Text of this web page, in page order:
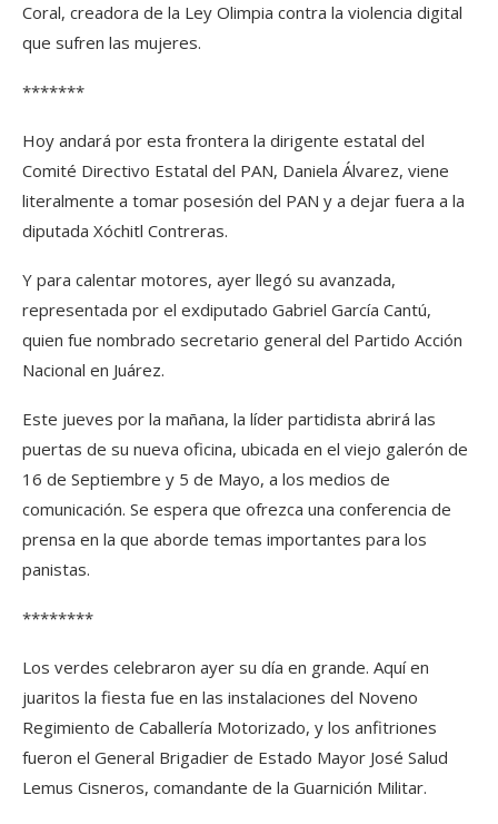
Coral, creadora de la Ley Olimpia contra la violencia digital
que sufren las mujeres.
*******
Hoy andará por esta frontera la dirigente estatal del
Comité Directivo Estatal del PAN, Daniela Álvarez, viene
literalmente a tomar posesión del PAN y a dejar fuera a la
diputada Xóchitl Contreras.
Y para calentar motores, ayer llegó su avanzada,
representada por el exdiputado Gabriel García Cantú,
quien fue nombrado secretario general del Partido Acción
Nacional en Juárez.
Este jueves por la mañana, la líder partidista abrirá las
puertas de su nueva oficina, ubicada en el viejo galerón de
16 de Septiembre y 5 de Mayo, a los medios de
comunicación. Se espera que ofrezca una conferencia de
prensa en la que aborde temas importantes para los
panistas.
********
Los verdes celebraron ayer su día en grande. Aquí en
juaritos la fiesta fue en las instalaciones del Noveno
Regimiento de Caballería Motorizado, y los anfitriones
fueron el General Brigadier de Estado Mayor José Salud
Lemus Cisneros, comandante de la Guarnición Militar.